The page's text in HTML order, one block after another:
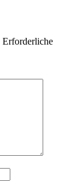
Erforderliche